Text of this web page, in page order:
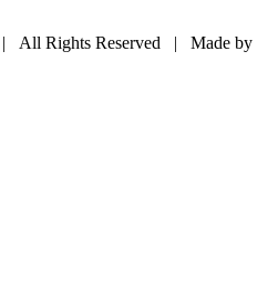
| All Rights Reserved | Made by